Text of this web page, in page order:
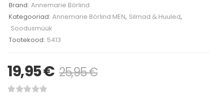
Brand: Annemarie Börlind
Kategooriad: Annemarie Börlind MEN, Silmad & Huuled,
Soodusmüük
Tootekood: 5413
19,95€ 25,95€